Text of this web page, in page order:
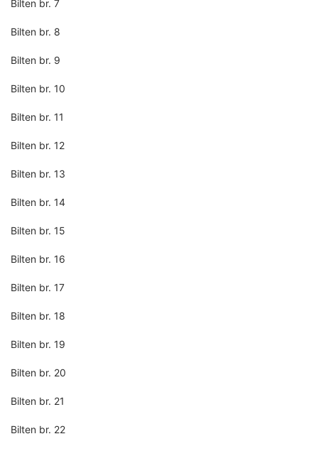
Bilten br. 7
Bilten br. 8
Bilten br. 9
Bilten br. 10
Bilten br. 11
Bilten br. 12
Bilten br. 13
Bilten br. 14
Bilten br. 15
Bilten br. 16
Bilten br. 17
Bilten br. 18
Bilten br. 19
Bilten br. 20
Bilten br. 21
Bilten br. 22